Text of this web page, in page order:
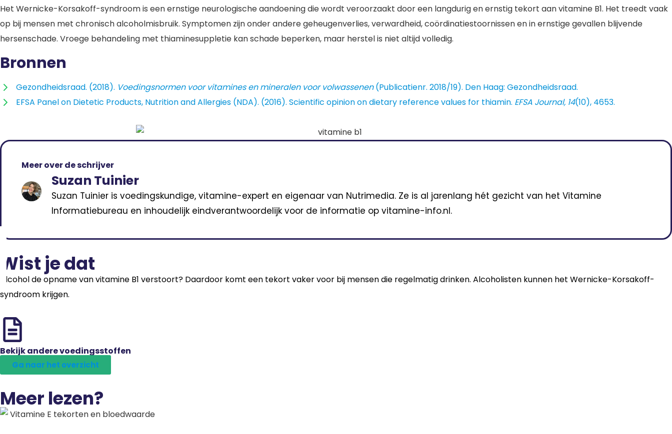
Het Wernicke-Korsakoff-syndroom is een ernstige neurologische aandoening die wordt veroorzaakt door een langdurig en ernstig tekort aan vitamine B1. Het treedt vaak
op bij mensen met chronisch alcoholmisbruik. Symptomen zijn onder andere geheugenverlies, verwardheid, coördinatiestoornissen en in ernstige gevallen blijvende
hersenschade. Vroege behandeling met thiaminesuppletie kan schade beperken, maar herstel is niet altijd volledig.
Bronnen
Gezondheidsraad. (2018). Voedingsnormen voor vitamines en mineralen voor volwassenen(Publicatienr. 2018/19). Den Haag: Gezondheidsraad.
EFSA Panel on Dietetic Products, Nutrition and Allergies (NDA). (2016). Scientific opinion on dietary reference values for thiamin. EFSA Journal, 14(10), 4653.
Meer over de schrijver
Suzan Tuinier
Suzan Tuinier is voedingskundige, vitamine-expert en eigenaar van Nutrimedia. Ze is al jarenlang hét gezicht van het Vitamine
Informatiebureau en inhoudelijk eindverantwoordelijk voor de informatie op vitamine-info.nl.
Wist je dat
Alcohol de opname van vitamine B1 verstoort? Daardoor komt een tekort vaker voor bij mensen die regelmatig drinken. Alcoholisten kunnen het Wernicke-Korsakoff-
syndroom krijgen.
Bekijk andere voedingsstoffen
Ga naar het overzicht
Meer lezen?